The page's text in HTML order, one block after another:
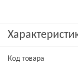
Код товара